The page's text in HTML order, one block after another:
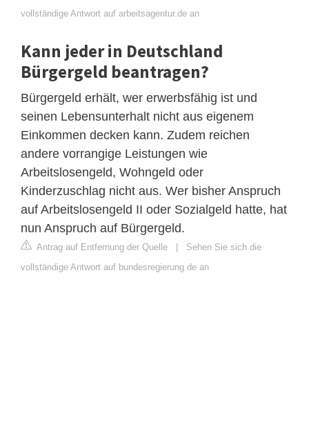
vollständige Antwort auf arbeitsagentur.de an
Kann jeder in Deutschland
Bürgergeld beantragen?
Bürgergeld erhält, wer erwerbsfähig ist und
seinen Lebensunterhalt nicht aus eigenem
Einkommen decken kann. Zudem reichen
andere vorrangige Leistungen wie
Arbeitslosengeld, Wohngeld oder
Kinderzuschlag nicht aus. Wer bisher Anspruch
auf Arbeitslosengeld II oder Sozialgeld hatte, hat
nun Anspruch auf Bürgergeld.
Antrag auf Entfernung der Quelle
Sehen Sie sich die
vollständige Antwort auf bundesregierung.de an